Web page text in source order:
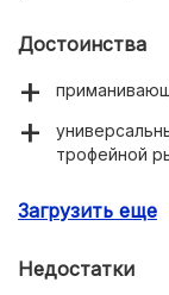
Достоинства
трофейной
Owner;
проводке (за
Загрузить еще
Недостатки